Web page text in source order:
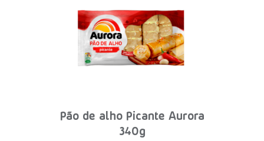
Pão de alho Picante Aurora
340g